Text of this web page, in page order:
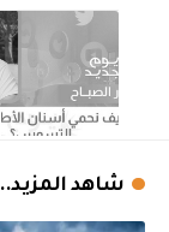
شاهد المزيد..